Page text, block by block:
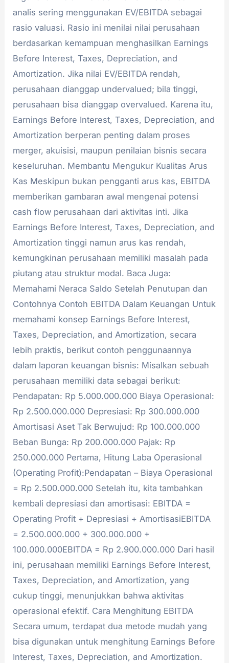
analis sering menggunakan EV/EBITDA sebagai
rasio valuasi. Rasio ini menilai nilai perusahaan
berdasarkan kemampuan menghasilkan Earnings
Before Interest, Taxes, Depreciation, and
Amortization. Jika nilai EV/EBITDA rendah,
perusahaan dianggap undervalued; bila tinggi,
perusahaan bisa dianggap overvalued. Karena itu,
Earnings Before Interest, Taxes, Depreciation, and
Amortization berperan penting dalam proses
merger, akuisisi, maupun penilaian bisnis secara
keseluruhan. Membantu Mengukur Kualitas Arus
Kas Meskipun bukan pengganti arus kas, EBITDA
memberikan gambaran awal mengenai potensi
cash flow perusahaan dari aktivitas inti. Jika
Earnings Before Interest, Taxes, Depreciation, and
Amortization tinggi namun arus kas rendah,
kemungkinan perusahaan memiliki masalah pada
piutang atau struktur modal. Baca Juga:
Memahami Neraca Saldo Setelah Penutupan dan
Contohnya Contoh EBITDA Dalam Keuangan Untuk
memahami konsep Earnings Before Interest,
Taxes, Depreciation, and Amortization, secara
lebih praktis, berikut contoh penggunaannya
dalam laporan keuangan bisnis: Misalkan sebuah
perusahaan memiliki data sebagai berikut:
Pendapatan: Rp 5.000.000.000 Biaya Operasional:
Rp 2.500.000.000 Depresiasi: Rp 300.000.000
Amortisasi Aset Tak Berwujud: Rp 100.000.000
Beban Bunga: Rp 200.000.000 Pajak: Rp
250.000.000 Pertama, Hitung Laba Operasional
(Operating Profit):Pendapatan – Biaya Operasional
= Rp 2.500.000.000 Setelah itu, kita tambahkan
kembali depresiasi dan amortisasi: EBITDA =
Operating Profit + Depresiasi + AmortisasiEBITDA
= 2.500.000.000 + 300.000.000 +
100.000.000EBITDA = Rp 2.900.000.000 Dari hasil
ini, perusahaan memiliki Earnings Before Interest,
Taxes, Depreciation, and Amortization, yang
cukup tinggi, menunjukkan bahwa aktivitas
operasional efektif. Cara Menghitung EBITDA
Secara umum, terdapat dua metode mudah yang
bisa digunakan untuk menghitung Earnings Before
Interest, Taxes, Depreciation, and Amortization.